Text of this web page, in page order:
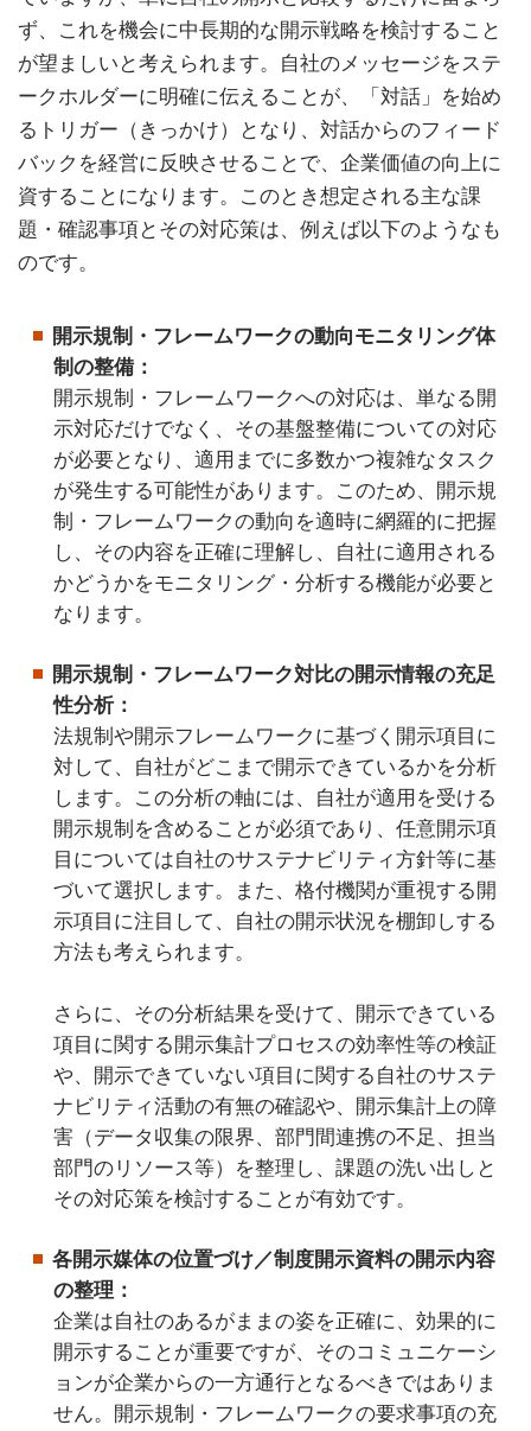
ず、これを機会に中長期的な開示戦略を検討すること
が望ましいと考えられます。自社のメッセージをステ
ークホルダーに明確に伝えることが、「対話」を始め
るトリガー（きっかけ）となり、対話からのフィード
バックを経営に反映させることで、企業価値の向上に
資することになります。このとき想定される主な課
題・確認事項とその対応策は、例えば以下のようなも
のです。
開示規制・フレームワークの動向モニタリング体
制の整備：
開示規制・フレームワークへの対応は、単なる開
示対応だけでなく、その基盤整備についての対応
が必要となり、適用までに多数かつ複雑なタスク
が発生する可能性があります。このため、開示規
制・フレームワークの動向を適時に網羅的に把握
し、その内容を正確に理解し、自社に適用される
かどうかをモニタリング・分析する機能が必要と
なります。
開示規制・フレームワーク対比の開示情報の充足
性分析：
法規制や開示フレームワークに基づく開示項目に
対して、自社がどこまで開示できているかを分析
します。この分析の軸には、自社が適用を受ける
開示規制を含めることが必須であり、任意開示項
目については自社のサステナビリティ方針等に基
づいて選択します。また、格付機関が重視する開
示項目に注目して、自社の開示状況を棚卸しする
方法も考えられます。
さらに、その分析結果を受けて、開示できている
項目に関する開示集計プロセスの効率性等の検証
や、開示できていない項目に関する自社のサステ
ナビリティ活動の有無の確認や、開示集計上の障
害（データ収集の限界、部門間連携の不足、担当
部門のリソース等）を整理し、課題の洗い出しと
その対応策を検討することが有効です。
各開示媒体の位置づけ／制度開示資料の開示内容
の整理：
企業は自社のあるがままの姿を正確に、効果的に
開示することが重要ですが、そのコミュニケーシ
ョンが企業からの一方通行となるべきではありま
せん。開示規制・フレームワークの要求事項の充